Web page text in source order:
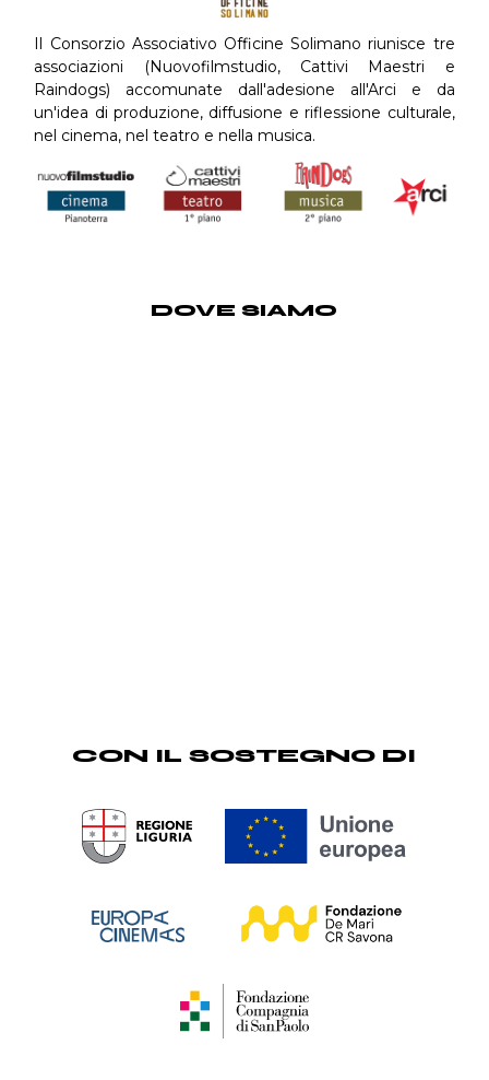
Il Consorzio Associativo Officine Solimano riunisce tre
associazioni (Nuovofilmstudio, Cattivi Maestri e
Raindogs) accomunate dall'adesione all'Arci e da
un'idea di produzione, diffusione e riflessione culturale,
nel cinema, nel teatro e nella musica.
DOVE SIAMO
CON IL SOSTEGNO DI